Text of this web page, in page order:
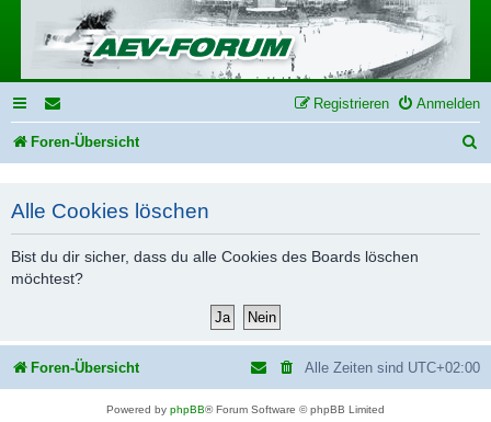
Anmelden
Registrieren
Foren-Übersicht
h
Alle Cookies löschen
Bist du dir sicher, dass du alle Cookies des Boards löschen
möchtest?
Foren-Übersicht Alle Zeiten sind UTC+02:00
Powered by phpBB® Forum Software © phpBB Limited